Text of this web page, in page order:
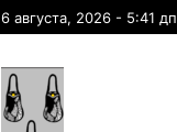
6 августа, 2026 - 5:41 дп